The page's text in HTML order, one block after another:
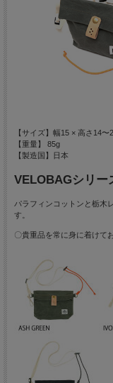
【サイズ】幅15 × 高さ14
【重量】 85g
【製造国】日本
VELOBAGシリー
パラフィンコットンと栃木
す。
〇貴重品を常に身に着けて